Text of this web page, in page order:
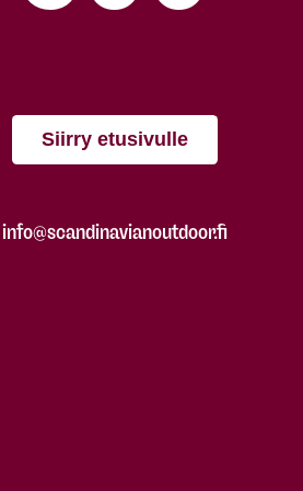
Siirry etusivulle
info@scandinavianoutdoor.fi